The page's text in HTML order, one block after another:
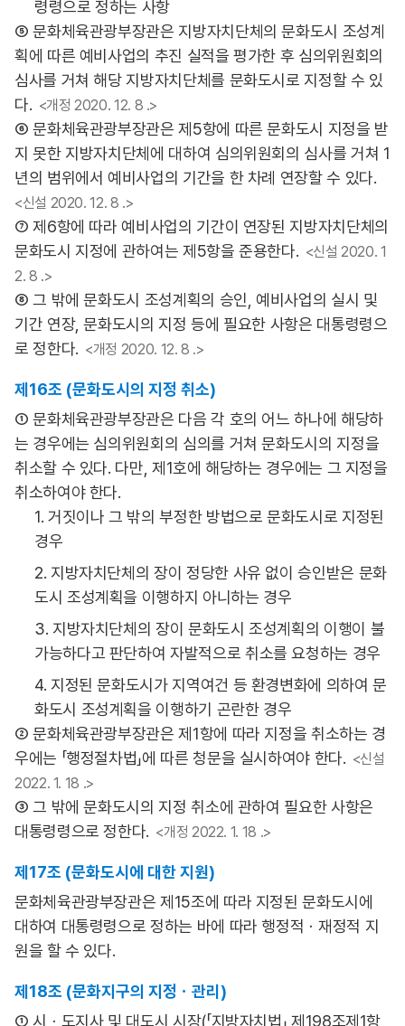
령령으로 정하는 사항
⑤ 문화체육관광부장관은 지방자치단체의 문화도시 조성계
획에 따른 예비사업의 추진 실적을 평가한 후 심의위원회의
심사를 거쳐 해당 지방자치단체를 문화도시로 지정할 수 있
다. <개정 2020. 12. 8 .>
⑥ 문화체육관광부장관은 제5항에 따른 문화도시 지정을 받
지 못한 지방자치단체에 대하여 심의위원회의 심사를 거쳐 1
년의 범위에서 예비사업의 기간을 한 차례 연장할 수 있다.
<신설 2020. 12. 8 .>
⑦ 제6항에 따라 예비사업의 기간이 연장된 지방자치단체의
문화도시 지정에 관하여는 제5항을 준용한다. <신설 2020. 1
2. 8 .>
⑧ 그 밖에 문화도시 조성계획의 승인, 예비사업의 실시 및
기간 연장, 문화도시의 지정 등에 필요한 사항은 대통령령으
로 정한다. <개정 2020. 12. 8 .>
제16조 (문화도시의 지정 취소)
① 문화체육관광부장관은 다음 각 호의 어느 하나에 해당하
는 경우에는 심의위원회의 심의를 거쳐 문화도시의 지정을
취소할 수 있다. 다만, 제1호에 해당하는 경우에는 그 지정을
취소하여야 한다.
1. 거짓이나 그 밖의 부정한 방법으로 문화도시로 지정된
경우
2. 지방자치단체의 장이 정당한 사유 없이 승인받은 문화
도시 조성계획을 이행하지 아니하는 경우
3. 지방자치단체의 장이 문화도시 조성계획의 이행이 불
가능하다고 판단하여 자발적으로 취소를 요청하는 경우
4. 지정된 문화도시가 지역여건 등 환경변화에 의하여 문
화도시 조성계획을 이행하기 곤란한 경우
② 문화체육관광부장관은 제1항에 따라 지정을 취소하는 경
우에는 「행정절차법」에 따른 청문을 실시하여야 한다. <신설
2022. 1. 18 .>
③ 그 밖에 문화도시의 지정 취소에 관하여 필요한 사항은
대통령령으로 정한다. <개정 2022. 1. 18 .>
제17조 (문화도시에 대한 지원)
문화체육관광부장관은 제15조에 따라 지정된 문화도시에
대하여 대통령령으로 정하는 바에 따라 행정적ㆍ재정적 지
원을 할 수 있다.
제18조 (문화지구의 지정ㆍ관리)
① 시ㆍ도지사 및 대도시 시장(「지방자치법」 제198조제1항